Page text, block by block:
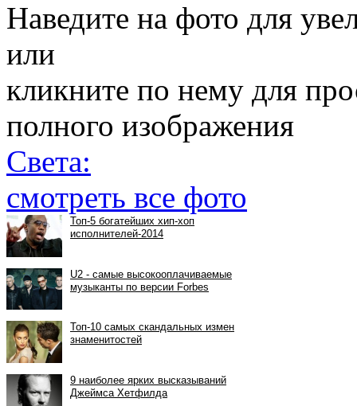
Наведите на фото для
или
кликните по нему для
полного изображения
Света:
смотреть все фото